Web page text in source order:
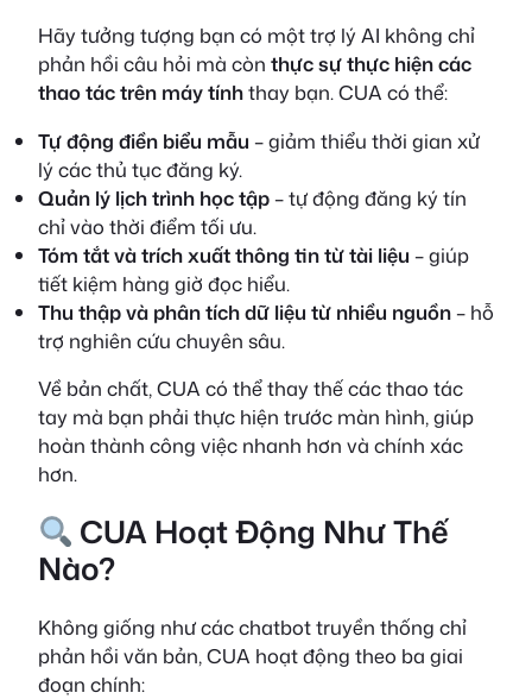
Hãy tưởng tượng bạn có một trợ lý AI không chỉ
phản hồi câu hỏi mà còn thực sự thực hiện các
thao tác trên máy tínhthay bạn. CUA có thể:
Tự động điền biểu mẫu – giảm thiểu thời gian xử
lý các thủ tục đăng ký.
Quản lý lịch trình học tập– tự động đăng ký tín
chỉ vào thời điểm tối ưu.
Tóm tắt và trích xuất thông tin từ tài liệu – giúp
tiết kiệm hàng giờ đọc hiểu.
Thu thập và phân tích dữ liệu từ nhiều nguồn– hỗ
trợ nghiên cứu chuyên sâu.
Về bản chất, CUA có thể thay thế các thao tác
tay mà bạn phải thực hiện trước màn hình, giúp
hoàn thành công việc nhanh hơn và chính xác
hơn.
CUA Hoạt Động Như Thế
Nào?
Không giống như các chatbot truyền thống chỉ
phản hồi văn bản, CUA hoạt động theo ba giai
đoạn chính: